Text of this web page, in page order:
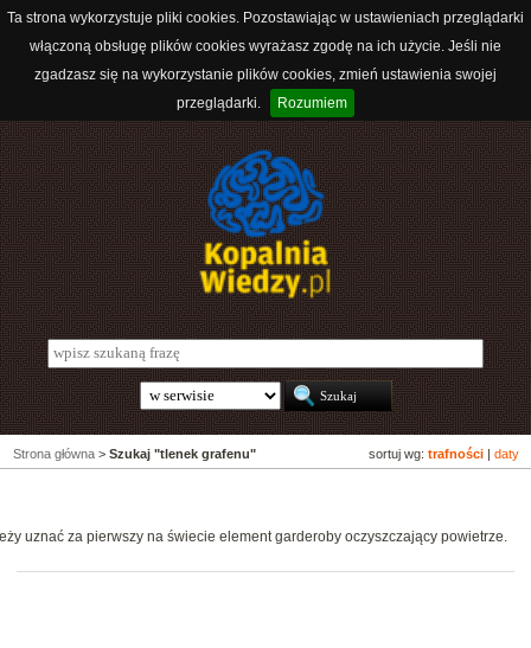
Ta strona wykorzystuje pliki cookies. Pozostawiając w ustawieniach przeglądarki
włączoną obsługę plików cookies wyrażasz zgodę na ich użycie. Jeśli nie
zgadzasz się na wykorzystanie plików cookies, zmień ustawienia swojej
przeglądarki.
Rozumiem
sortuj wg: trafności daty
Strona główna > Szukaj "tlenek grafenu"
uznać za pierwszy na świecie element garderoby oczyszczający powietrze.